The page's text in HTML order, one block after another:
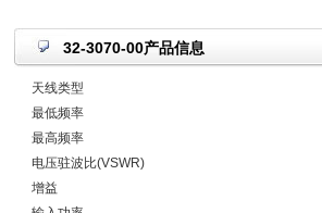
32-3070-00产品信息
天线类型
最低频率
最高频率
电压驻波比(VSWR)
增益